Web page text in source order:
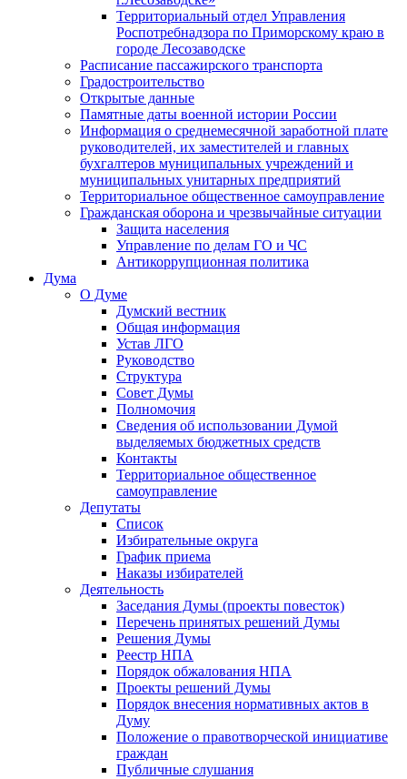
Территориальный отдел Управления
Роспотребнадзора по Приморскому краю в
городе Лесозаводске
Расписание пассажирского транспорта
Градостроительство
Открытые данные
Памятные даты военной истории России
Информация о среднемесячной заработной плате
руководителей, их заместителей и главных
бухгалтеров муниципальных учреждений и
муниципальных унитарных предприятий
Территориальное общественное самоуправление
Гражданская оборона и чрезвычайные ситуации
Защита населения
Управление по делам ГО и ЧС
Антикоррупционная политика
Дума
О Думе
Думский вестник
Общая информация
Устав ЛГО
Руководство
Структура
Совет Думы
Полномочия
Сведения об использовании Думой
выделяемых бюджетных средств
Контакты
Территориальное общественное
самоуправление
Депутаты
Список
Избирательные округа
График приема
Наказы избирателей
Деятельность
Заседания Думы (проекты повесток)
Перечень принятых решений Думы
Решения Думы
Реестр НПА
Порядок обжалования НПА
Проекты решений Думы
Порядок внесения нормативных актов в
Думу
Положение о правотворческой инициативе
граждан
Публичные слушания